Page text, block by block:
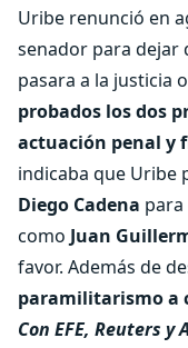
Uribe renunció en
senador para dejar
pasara a la justicia
probados los dos
actuación penal y
indicaba que Uribe
Diego Cadena
como Juan
favor. Además de
paramilitarismo a
Con EFE, Reuters y